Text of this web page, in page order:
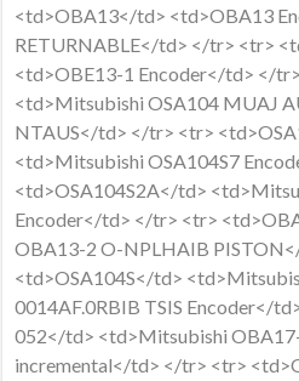
<td>OBA13</td> <td>OBA13
RETURNABLE</td> </tr> <tr>
<td>OBE13-1 Encoder</td> </
<td>Mitsubishi OSA104 MUAJ
NTAUS</td> </tr> <tr>
<td>Mitsubishi OSA104S7
<td>OSA104S2A</td>
Encoder</td> </tr> <tr>
OBA13-2 O-NPLHAIB
<td>OSA104S</td>
0014AF.0RBIB TSIS Encoder</
052</td> <td>Mitsubishi
incremental</td> </tr> <tr>